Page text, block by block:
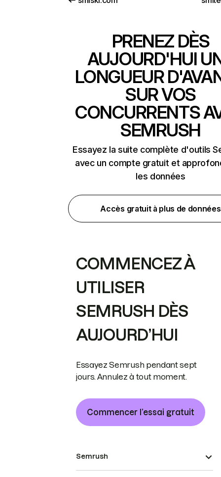
PRENEZ DÈS
AUJOURD'HUI
LONGUEUR
SUR VOS
CONCURRENTS
SEMRUSH
Essayez la suite complète d'outils
avec un compte gratuit et
les données
Accès gratuit à plus de données
COMMENCEZ À
UTILISER
SEMRUSH DÈS
AUJOURD’HUI
Essayez Semrush pendant sept
jours. Annulez à tout moment.
Commencer l’essai gratuit
Semrush